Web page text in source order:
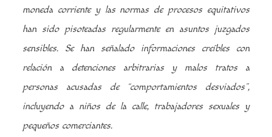
moneda corriente y las normas de procesos equitativos
han sido pisoteadas regularmente en asuntos juzgados
sensibles. Se han señalado informaciones creíbles con
relación a detenciones arbitrarias y malos tratos a
personas acusadas de “comportamientos desviados”,
incluyendo a niños de la calle, trabajadores sexuales y
pequeños comerciantes.